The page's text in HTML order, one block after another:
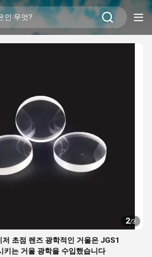
2/3
초점 렌즈 광학적인 거울은 JGS1
키는 거울 광학을 수입했습니다